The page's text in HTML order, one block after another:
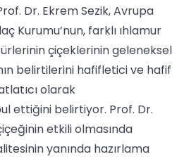
Dr. Ekrem Sezik, Avrupa
Kurumu’nun, farklı ıhlamur
çiçeklerinin geleneksel
belirtilerini hafifletici ve hafif
olarak
ettiğini belirtiyor. Prof. Dr.
etkili olmasında
yanında hazırlama